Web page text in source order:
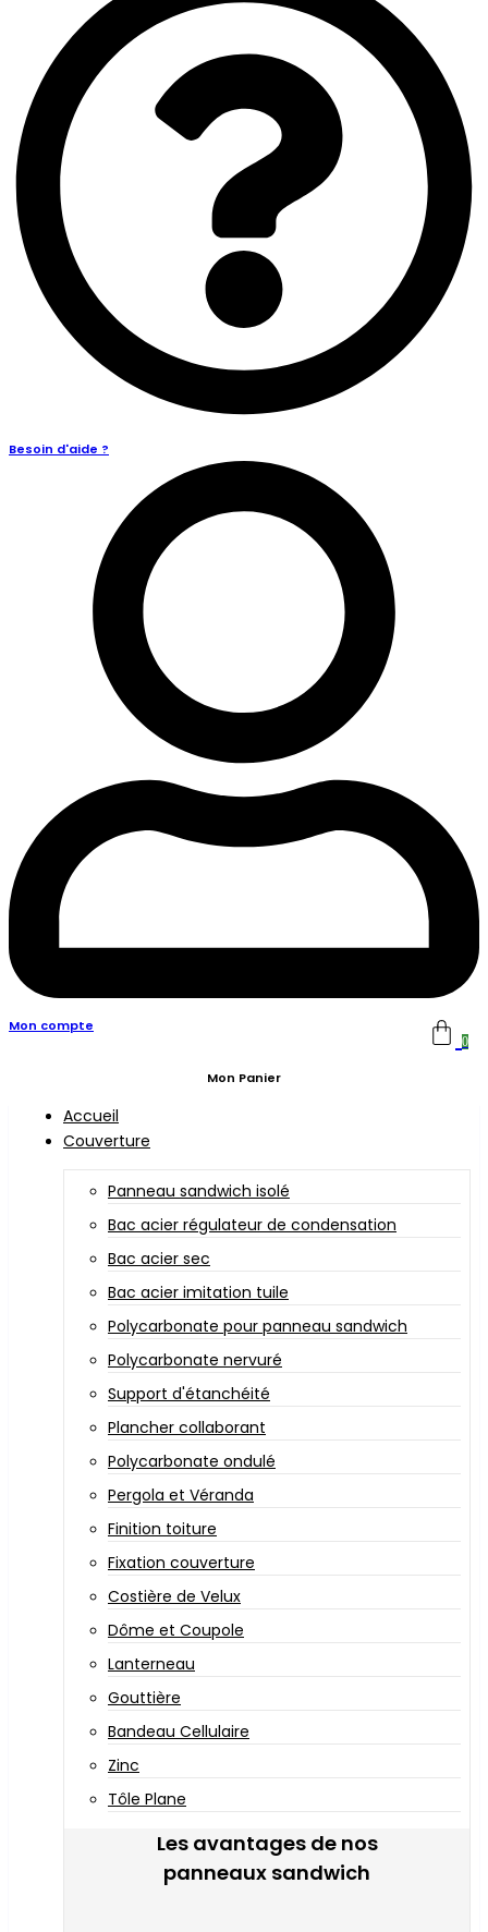
Besoin d'aide ?
Mon compte
0
Mon Panier
Accueil
Couverture
Panneau sandwich isolé
Bac acier régulateur de condensation
Bac acier sec
Bac acier imitation tuile
Polycarbonate pour panneau sandwich
Polycarbonate nervuré
Support d'étanchéité
Plancher collaborant
Polycarbonate ondulé
Pergola et Véranda
Finition toiture
Fixation couverture
Costière de Velux
Dôme et Coupole
Lanterneau
Gouttière
Bandeau Cellulaire
Zinc
Tôle Plane
Les avantages de nos
panneaux sandwich